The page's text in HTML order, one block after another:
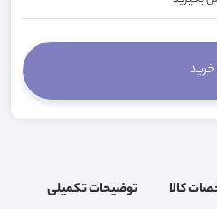
کالا توضیحات تکمیلی